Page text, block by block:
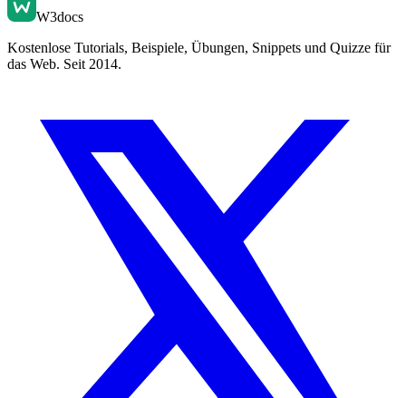
W3docs
Kostenlose Tutorials, Beispiele, Übungen, Snippets und Quizze für
das Web. Seit 2014.